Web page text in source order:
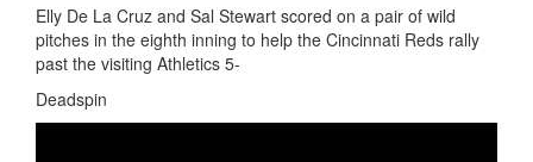
Elly De La Cruz and Sal Stewart scored on a pair of wild
pitches in the eighth inning to help the Cincinnati Reds rally
past the visiting Athletics 5-
Deadspin